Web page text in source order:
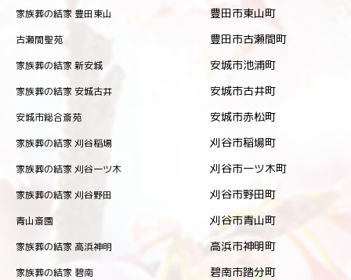
家族葬の結家 豊田東山 豊田市東山町
古瀬間聖苑 豊田市古瀬間町
家族葬の結家 新安城 安城市池浦町
家族葬の結家 安城古井 安城市古井町
安城市総合斎苑 安城市赤松町
家族葬の結家 刈谷稲場 刈谷市稲場町
家族葬の結家 刈谷一ツ木 刈谷市一ツ木町
家族葬の結家 刈谷野田 刈谷市野田町
青山斎園 刈谷市青山町
家族葬の結家 高浜神明 高浜市神明町
家族葬の結家 碧南 碧南市踏分町